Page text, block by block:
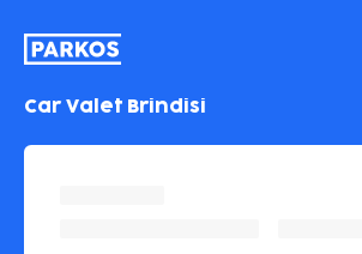
Car Valet Brindisi